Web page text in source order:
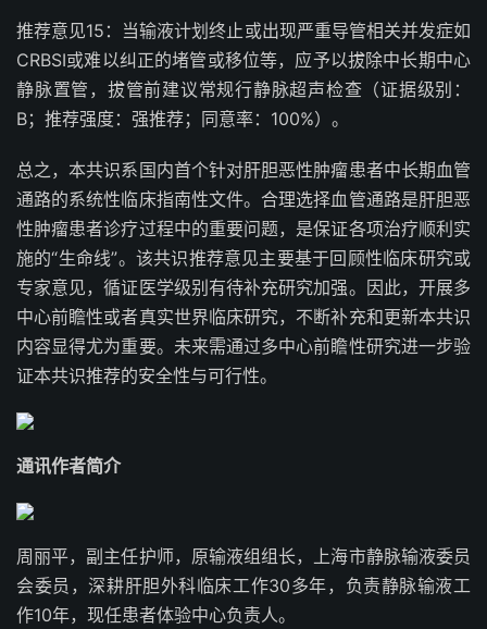
推荐意见15 ：当输液计划终止或出现严重导管相关并发症如
CRBSI或难以纠正的堵管或移位等，应予以拔除中长期中心
静脉置管，拔管前建议常规行静脉超声检查（证据级别：
B；推荐强度：强推荐；同意率： 100%）。
总之，本共识系国内首个针对肝胆恶性肿瘤患者中长期血管
通路的系统性临床指南性文件。合理选择血管通路是肝胆恶
性肿瘤患者诊疗过程中的重要问题，是保证各项治疗顺利实
施的“生命线”。该共识推荐意见主要基于回顾性临床研究或
专家意见，循证医学级别有待补充研究加强。因此，开展多
中心前瞻性或者真实世界临床研究，不断补充和更新本共识
内容显得尤为重要。未来需通过多中心前瞻性研究进一步验
证本共识推荐的安全性与可行性。
通讯作者简介
周丽平，副主任护师，原输液组组长，上海市静脉输液委员
会委员，深耕肝胆外科临床工作30多年，负责静脉输液工
作10年，现任患者体验中心负责人。